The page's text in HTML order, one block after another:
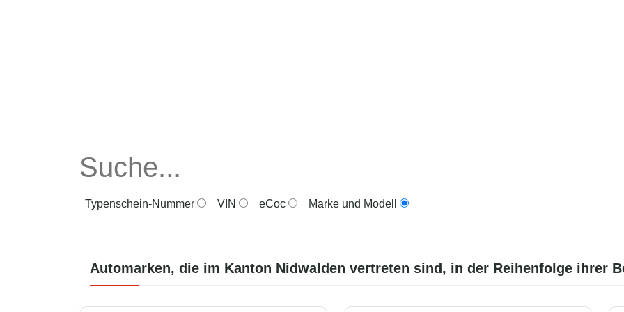
Typenschein-Nummer VIN eCoc Marke und Modell
Automarken, die im Kanton Nidwalden vertreten sind, in der Reihenfolge ihrer